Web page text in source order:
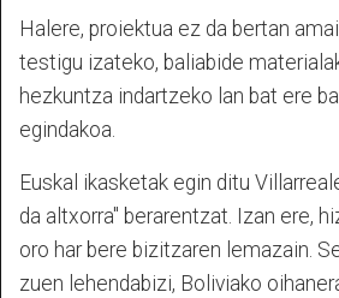
Halere, proiektua ez da bertan
testigu izateko, baliabide
hezkuntza indartzeko lan bat ere
egindakoa.
Euskal ikasketak egin ditu
da altxorra" berarentzat. Izan ere,
oro har bere bizitzaren lemazain.
zuen lehendabizi, Boliviako